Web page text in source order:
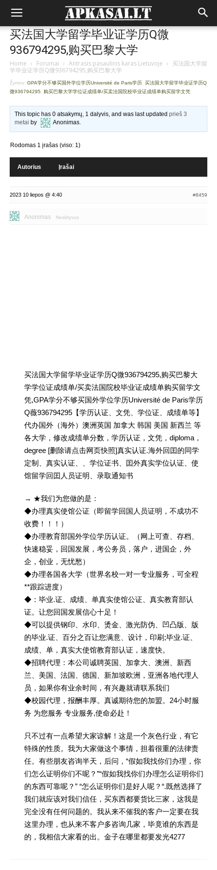
买法国大学留学毕业证学历Q微
936794295,购买巴黎大学
Home › Forumai › Antrasis pasaulinis karas Lietuvoje › 买法国大学留
学毕业证学历Q微936794295,购买巴黎大学
Žymos: GPA学分不够买国外学位学历Université de Paris学历 买法国大学留学毕业证学历Q
微936794295
购买巴黎大学学位证成绩单/买卖法国院校毕业证成绩单购买留学文凭
This topic has 0 atsakymų, 1 dalyvis, and was last updatedprieš 3
metai by Anonimas.
Rodomas 1 įrašas (viso: 1)
Autorius Įrašai
2023 10 liepos @ 4:40 #8459
Anonimas Neaktyvus
买法国大学留学毕业证学历Q微936794295,购买巴黎大
学学位证成绩单/买卖法国院校毕业证成绩单购买留学文
凭,GPA学分不够买国外学位学历Université de Paris学历
Q薇936794295【学历认证、文凭、学位证、成绩单等】
代办国外（海外）澳洲英国 加拿大 韩国 美国 新西兰 等
各大学，修改成绩单分数，学历认证，文凭，diploma，
degree [删除请点击网页快照]真实认证.海外回囯的同学
定制、真实认证、、学位证书、囯外真实学位认证、使
馆留学回囯人员证明、录取通知书
→ ★我们为您做的是：
◆办理真实使馆公证（即留学回国人员证明，不成功不
收费！！！）
◆办理教育部国外学位学历认证。（网上可查、存档、
快速稳妥，回国发展，考公务员，落户，进国企，外
企，创业，无忧愁）
◆办理各国各大学（世界名校一对一专业服务，可全程
**跟踪进度）
◆：毕业.证、成绩、单真实使馆公证、真实教育部认
证。让您回国发展信心十足！
◆可以提供钢印、水印、烫金、激光防伪、凹凸版、版
的毕业.证、百分之百让您满意、设计，印刷;毕业.证、
成绩、单，真实大使馆教育部认证，速度快。
◆招聘代理：本公司诚聘英国、加拿大、澳洲、新西
兰、美国、法国、德国、新加坡欧洲，亚洲各地代理人
员，如果你有业余时间，有兴趣就请联系我们
◆校园代理，报酬丰厚。真诚期待您的加盟。24小时服
务 为您服务 专业服务,使命必赴！
只不过有一点希望大家谅解！这是一个灰色行业，有它
特殊的性质。我为大家做这个事情，担着很重的法律责
任。有些朋友咨询半天，后问，“假如我找你们办理，你
们怎么证明你们不呢？”“假如我找你们办理怎么证明你们
的东西可靠呢？” “怎么证明你们是好人呢？“.既然选择了
我们就应该对我们信任，买东西都要货比三家，这我是
完全没有任何问题的。我从来不催我的客户一定要在我
这里办理，也从来不客户多咨询几家，毕竟谁的东西是
的，我相信大家看的出。金子在哪里都要发光4277